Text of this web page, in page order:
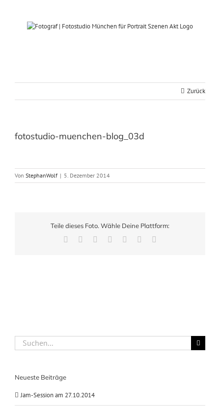
Zurück
fotostudio-muenchen-blog_03d
Von StephanWolf | 5. Dezember 2014
Teile dieses Foto. Wähle Deine Plattform:
Facebook LinkedInWhatsAppPinterest
Xing
Suche
nach:
Neueste Beiträge
Jam-Session am 27.10.2014